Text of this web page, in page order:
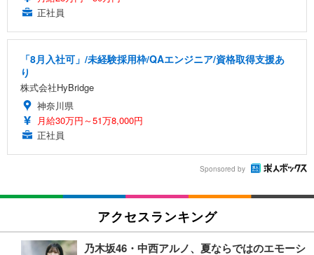
正社員
「8月入社可」/未経験採用枠/QAエンジニア/資格取得支援あ
り
株式会社HyBridge
神奈川県
月給30万円～51万8,000円
正社員
Sponsored by
アクセスランキング
乃木坂46・中西アルノ、夏ならではのエモーシ